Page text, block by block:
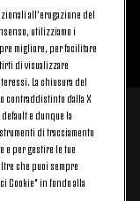
Torino - Italia;
è attivo dal lunedì al
sottoscritto con il
all’erogazione del
utilizziamo i
migliore, per facilitare
di visualizzare
La chiusura del
contraddistinto dalla X
e dunque la
di tracciamento
e per gestire le tue
che puoi sempre
Cookie" in fondo alla